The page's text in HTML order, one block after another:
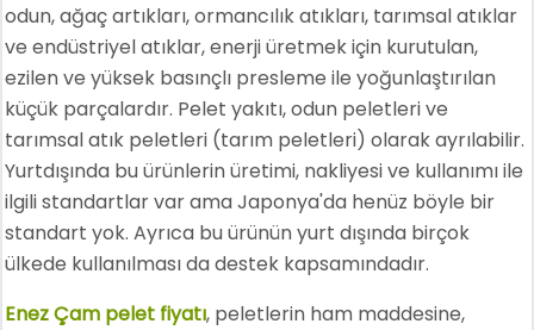
odun, ağaç artıkları, ormancılık atıkları, tarımsal atıklar
ve endüstriyel atıklar, enerji üretmek için kurutulan,
ezilen ve yüksek basınçlı presleme ile yoğunlaştırılan
küçük parçalardır. Pelet yakıtı, odun peletleri ve
tarımsal atık peletleri (tarım peletleri) olarak ayrılabilir.
Yurtdışında bu ürünlerin üretimi, nakliyesi ve kullanımı ile
ilgili standartlar var ama Japonya'da henüz böyle bir
standart yok. Ayrıca bu ürünün yurt dışında birçok
ülkede kullanılması da destek kapsamındadır.
Enez Çam pelet fiyatı, peletlerin ham maddesine,